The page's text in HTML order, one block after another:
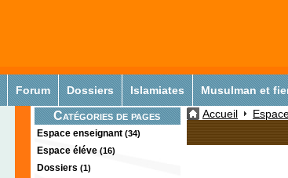
Forum Dossiers Islamiates Musulman et
Catégories de pages
Espace enseignant (34)
Espace éléve (16)
Dossiers (1)
Accueil